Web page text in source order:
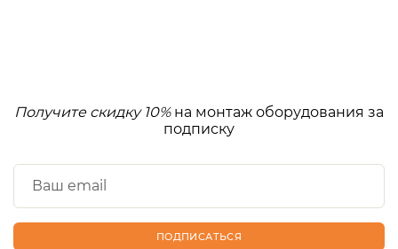
Получите скидку 10%на монтаж оборудования за
подписку
ПОДПИСАТЬСЯ